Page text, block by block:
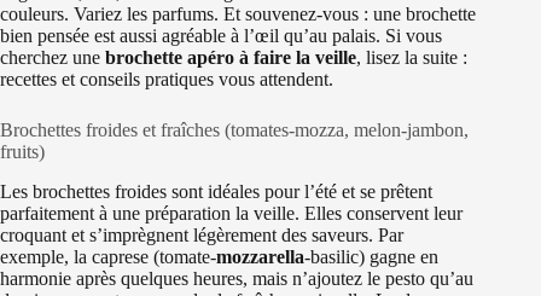
couleurs. Variez les parfums. Et souvenez-vous : une brochette
bien pensée est aussi agréable à l’œil qu’au palais. Si vous
cherchez une brochette apéro à faire la veille, lisez la suite :
recettes et conseils pratiques vous attendent.
Brochettes froides et fraîches (tomates-mozza, melon-jambon,
fruits)
Les brochettes froides sont idéales pour l’été et se prêtent
parfaitement à une préparation la veille. Elles conservent leur
croquant et s’imprègnent légèrement des saveurs. Par
exemple, la caprese (tomate-mozzarella-basilic) gagne en
harmonie après quelques heures, mais n’ajoutez le pesto qu’au